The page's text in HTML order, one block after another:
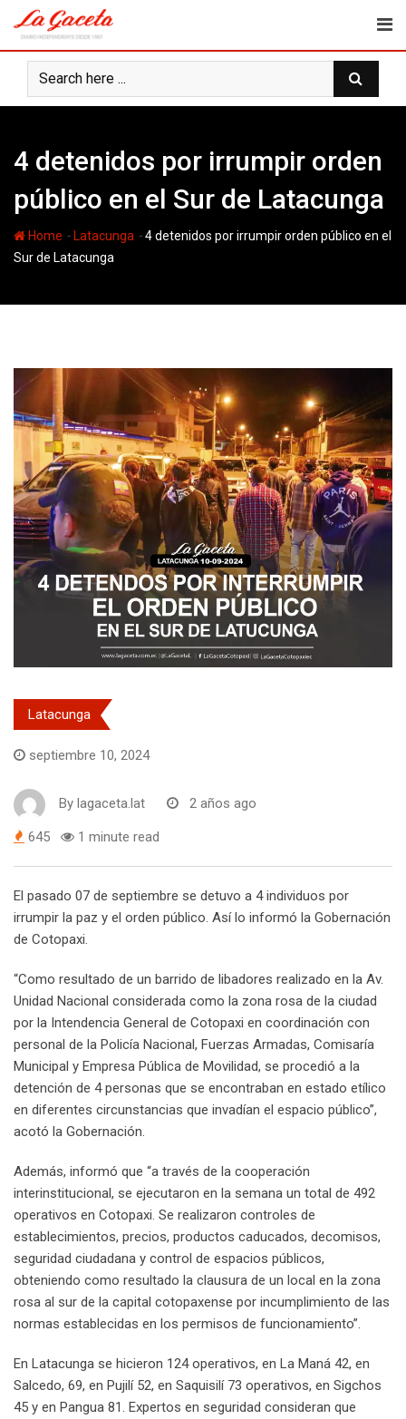
content
4 detenidos por irrumpir orden
público en el Sur de Latacunga
Home - Latacunga -4 detenidos por irrumpir orden público en el
Sur de Latacunga
Latacunga
septiembre 10, 2024
By lagaceta.lat 2 años ago
645 1 minute read
El pasado 07 de septiembre se detuvo a 4 individuos por
irrumpir la paz y el orden público. Así lo informó la Gobernación
de Cotopaxi.
“Como resultado de un barrido de libadores realizado en la Av.
Unidad Nacional considerada como la zona rosa de la ciudad
por la Intendencia General de Cotopaxi en coordinación con
personal de la Policía Nacional, Fuerzas Armadas, Comisaría
Municipal y Empresa Pública de Movilidad, se procedió a la
detención de 4 personas que se encontraban en estado etílico
en diferentes circunstancias que invadían el espacio público”,
acotó la Gobernación.
Además, informó que “a través de la cooperación
interinstitucional, se ejecutaron en la semana un total de 492
operativos en Cotopaxi. Se realizaron controles de
establecimientos, precios, productos caducados, decomisos,
seguridad ciudadana y control de espacios públicos,
obteniendo como resultado la clausura de un local en la zona
rosa al sur de la capital cotopaxense por incumplimiento de las
normas establecidas en los permisos de funcionamiento”.
En Latacunga se hicieron 124 operativos, en La Maná 42, en
Salcedo, 69, en Pujilí 52, en Saquisilí 73 operativos, en Sigchos
45 y en Pangua 81. Expertos en seguridad consideran que